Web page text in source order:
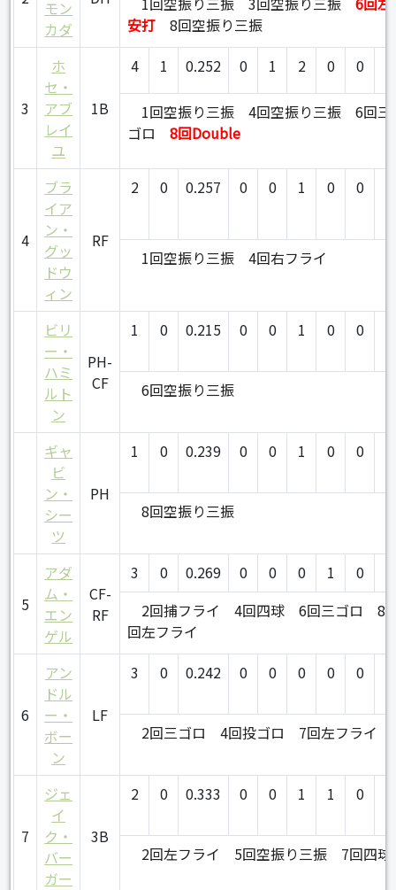
モン
カダ
安打
8回空振り三振
3
ホ
セ・
アブ
レイ
ユ
1B
4 1 0.252 0 1 2 0 0
1回空振り三振 4回空振り三振
6回三
ゴロ
8回Double
4
ブラ
イア
ン・
グッ
ドウ
ィン
RF
2 0 0.257 0 0 1 0 0
1回空振り三振 4回右フライ
ビリ
ー・
ハミ
ルト
ン
PH-
CF
1 0 0.215 0 0 1 0 0
6回空振り三振
ギャ
ビ
ン・
シー
ツ
PH
1 0 0.239 0 0 1 0 0
8回空振り三振
5
アダ
ム・
エン
ゲル
CF-
RF
3 0 0.269 0 0 0 1 0
2回捕フライ
4回四球 6回三ゴロ
8
回左フライ
6
アン
ドル
ー・
ボー
ン
LF
3 0 0.242 0 0 0 0 0
2回三ゴロ 4回投ゴロ 7回左フライ
7
ジェ
イ
ク・
バー
ガー
3B
2 0 0.333 0 0 1 1 0
2回左フライ 5回空振り三振 7回四球